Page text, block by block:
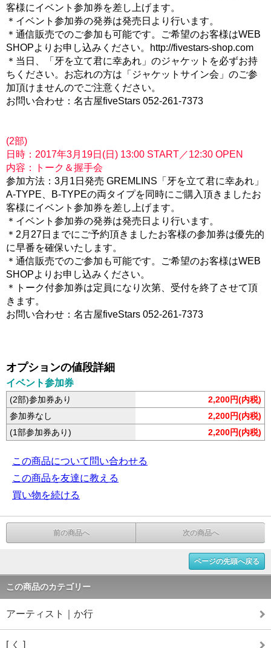
客様にイベント参加券を差し上げます。
＊イベント参加券の発券は発売日より行います。
＊通信販売でのご参加も可能です。ご希望のお客様はWEB
SHOPよりお申し込みください。http://fivestars-shop.com
＊当日、「牙を立て君に幸あれ」のジャケットを必ずお持
ちください。お忘れの方は「ジャケットサイン会」のご参
加頂けませんのでご注意ください。
お問い合わせ：名古屋fiveStars 052-261-7373
(2部)
日時：2017年3月19日(日) 13:00 START／12:30 OPEN
内容：トーク＆握手会
参加方法：3月1日発売 GREMLINS「牙を立て君に幸あれ」
A-TYPE、B-TYPEの両タイプを同時にご購入頂きましたお
客様にイベント参加券を差し上げます。
＊イベント参加券の発券は発売日より行います。
＊2月27日までにご予約頂きましたお客様の参加券は優先的
に早番を確保いたします。
＊通信販売でのご参加も可能です。ご希望のお客様はWEB
SHOPよりお申し込みください。
＊トーク付参加券は定員になり次第、受付を終了させて頂
きます。
お問い合わせ：名古屋fiveStars 052-261-7373
オプションの値段詳細
イベント参加券
(2部)参加券あり
2,200円(内税)
参加券なし
2,200円(内税)
(1部参加券あり)
2,200円(内税)
この商品について問い合わせる
この商品を友達に教える
買い物を続ける
前の商品へ 次の商品へ
ページの先頭へ戻る
この商品のカテゴリー
アーティスト｜か行
[ く ]